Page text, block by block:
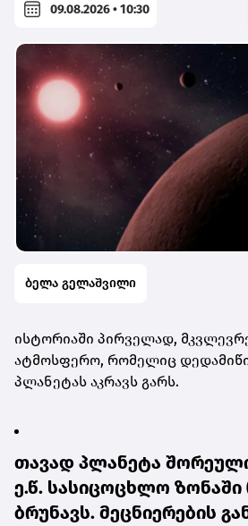
09.08.2026 • 10:30
ბელა გელაშვილი
ის­ტო­რი­ა­ში პირ­ვე­ლად,
ატ­მოს­ფე­რო, რო­მე­ლიც
პლა­ნე­ტას აკ­რავს გარს.
თა­ვად პლა­ნე­ტა
ე.წ. სა­სი­ცო­ცხლო ზო­ნა­ში
ბრუ­ნავს. მეც­ნი­ე­რე­ბის